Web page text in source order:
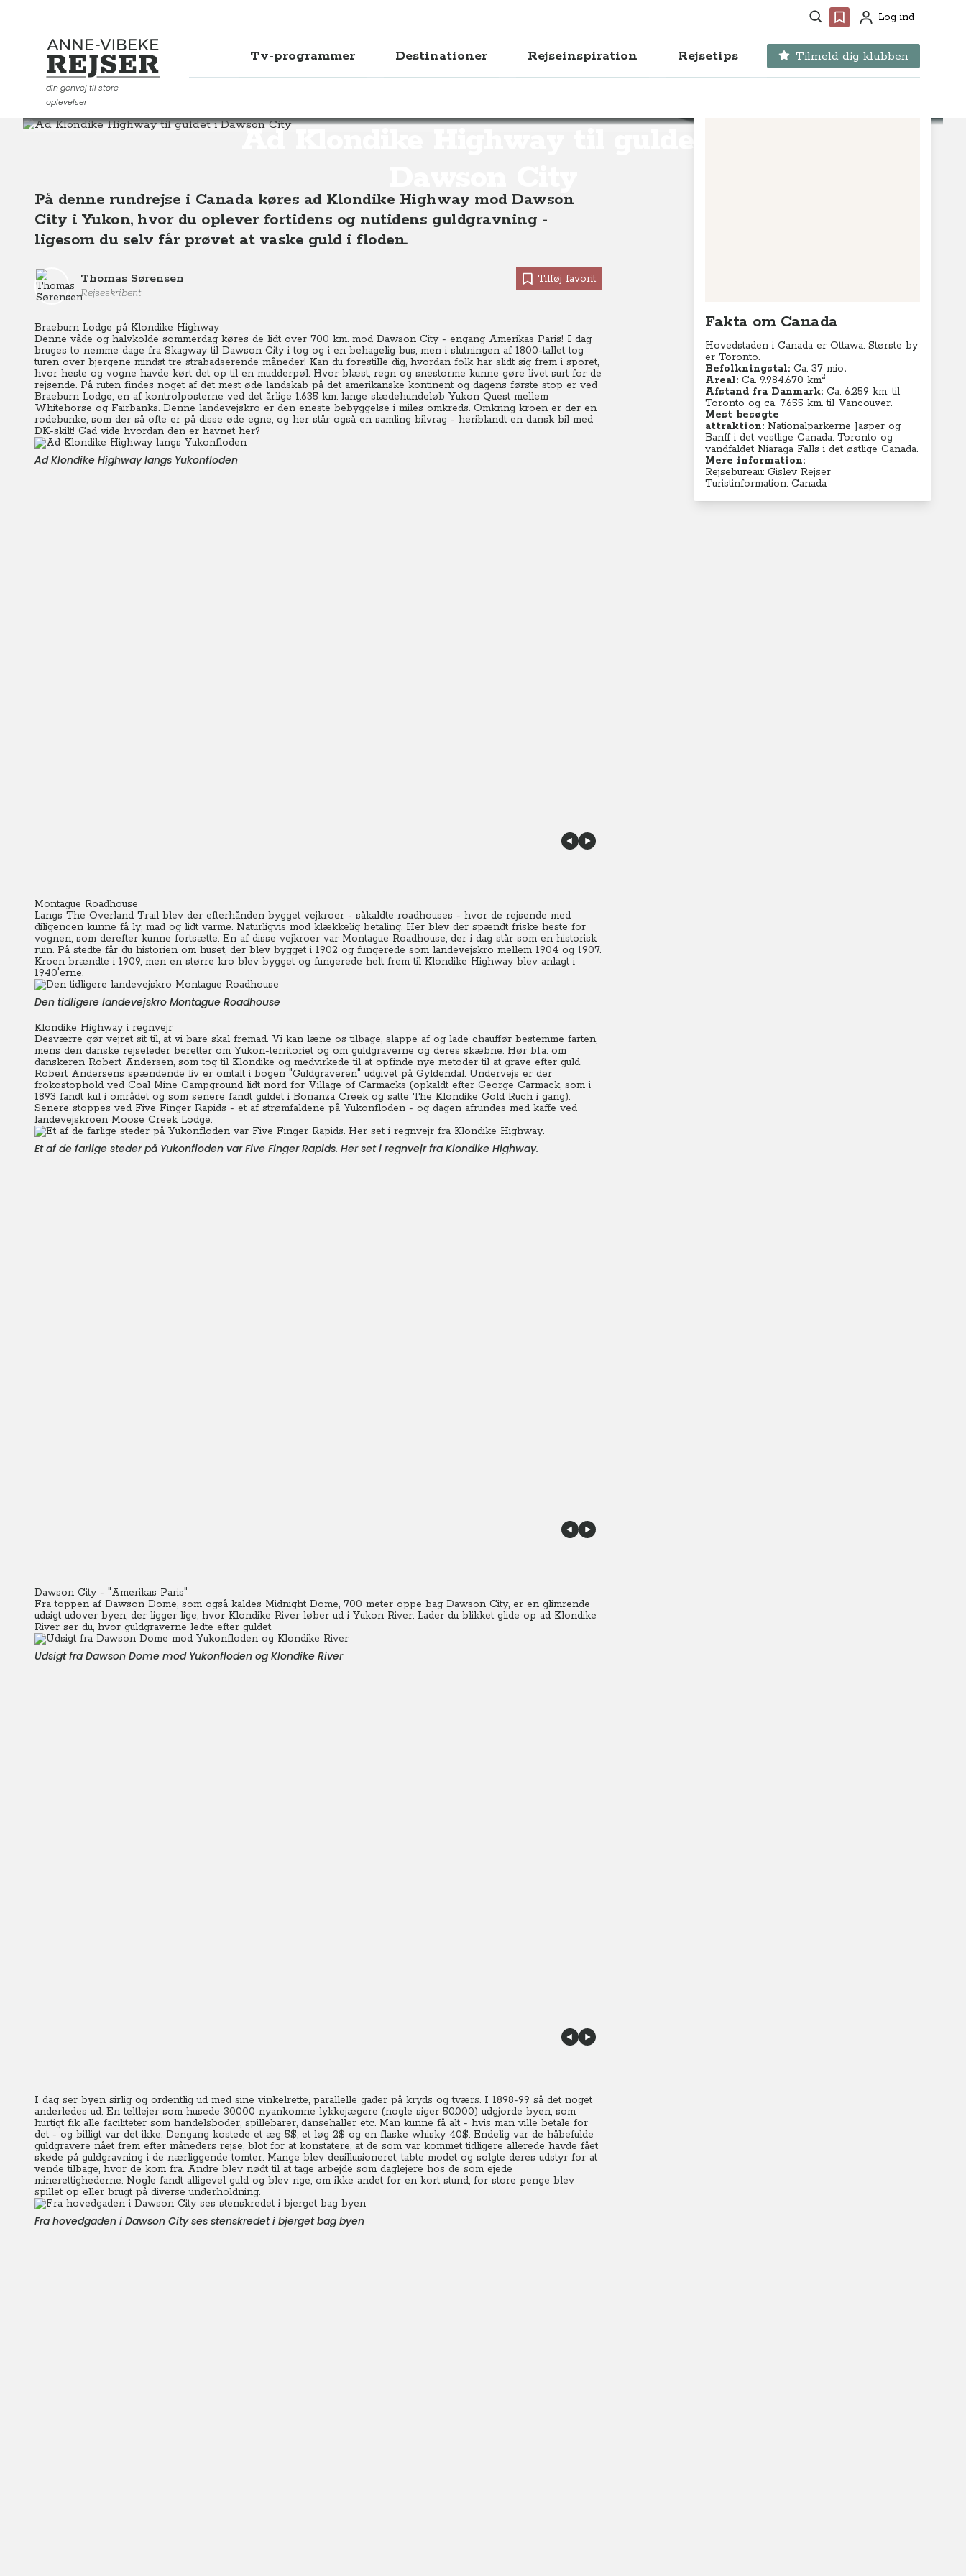
Søg Favoritter
ProfilLog ind
Anne-Vibeke Rejser
din genvej til store
oplevelser
Tv-programmer Destinationer Rejseinspiration Rejsetips Tilmeld dig klubben
Ad Klondike Highway til guldet i
Destinationer
På denne rundrejse i Canada køres ad Klondike Highway mod Dawson
City i Yukon, hvor du oplever fortidens og nutidens guldgravning -
ligesom du selv får prøvet at vaske guld i floden.
Thomas Sørensen
Rejseskribent
Tilføj favorit
Braeburn Lodge på Klondike Highway
Denne våde og halvkolde sommerdag køres de lidt over 700 km. mod Dawson City - engang Amerikas Paris! I dag
bruges to nemme dage fra Skagway til Dawson City i tog og i en behagelig bus, men i slutningen af 1800-tallet tog
turen over bjergene mindst tre strabadserende måneder! Kan du forestille dig, hvordan folk har slidt sig frem i sporet,
hvor heste og vogne havde kørt det op til en mudderpøl. Hvor blæst, regn og snestorme kunne gøre livet surt for de
rejsende. På ruten findes noget af det mest øde landskab på det amerikanske kontinent og dagens første stop er ved
Braeburn Lodge, en af kontrolposterne ved det årlige 1.635 km. lange slædehundeløb Yukon Quest mellem
Whitehorse og Fairbanks. Denne landevejskro er den eneste bebyggelse i miles omkreds. Omkring kroen er der en
rodebunke, som der så ofte er på disse øde egne, og her står også en samling bilvrag - heriblandt en dansk bil med
DK-skilt! Gad vide hvordan den er havnet her?
Ad Klondike Highway langs Yukonfloden
Montague Roadhouse
Langs The Overland Trail blev der efterhånden bygget vejkroer - såkaldte roadhouses - hvor de rejsende med
diligencen kunne få ly, mad og lidt varme. Naturligvis mod klækkelig betaling. Her blev der spændt friske heste for
vognen, som derefter kunne fortsætte. En af disse vejkroer var Montague Roadhouse, der i dag står som en historisk
ruin. På stedte får du historien om huset, der blev bygget i 1902 og fungerede som landevejskro mellem 1904 og 1907.
Kroen brændte i 1909, men en større kro blev bygget og fungerede helt frem til Klondike Highway blev anlagt i
1940'erne.
Den tidligere landevejskro Montague Roadhouse
Klondike Highway i regnvejr
Desværre gør vejret sit til, at vi bare skal fremad. Vi kan læne os tilbage, slappe af og lade chauffør bestemme farten,
mens den danske rejseleder beretter om Yukon-territoriet og om guldgraverne og deres skæbne. Hør bl.a. om
danskeren Robert Andersen, som tog til Klondike og medvirkede til at opfinde nye metoder til at grave efter guld.
Robert Andersens spændende liv er omtalt i bogen "Guldgraveren" udgivet på Gyldendal. Undervejs er der
frokostophold ved Coal Mine Campground lidt nord for Village of Carmacks (opkaldt efter George Carmack, som i
1893 fandt kul i området og som senere fandt guldet i Bonanza Creek og satte The Klondike Gold Ruch i gang).
Senere stoppes ved Five Finger Rapids - et af strømfaldene på Yukonfloden - og dagen afrundes med kaffe ved
landevejskroen Moose Creek Lodge.
Et af de farlige steder på Yukonfloden var Five Finger Rapids. Her set i regnvejr fra Klondike Highway.
Dawson City - "Amerikas Paris"
Fra toppen af Dawson Dome, som også kaldes Midnight Dome, 700 meter oppe bag Dawson City, er en glimrende
udsigt udover byen, der ligger lige, hvor Klondike River løber ud i Yukon River. Lader du blikket glide op ad Klondike
River ser du, hvor guldgraverne ledte efter guldet.
Udsigt fra Dawson Dome mod Yukonfloden og Klondike River
I dag ser byen sirlig og ordentlig ud med sine vinkelrette, parallelle gader på kryds og tværs. I 1898-99 så det noget
anderledes ud. En teltlejer som husede 30.000 nyankomne lykkejægere (nogle siger 50.000) udgjorde byen, som
hurtigt fik alle faciliteter som handelsboder, spillebarer, dansehaller etc. Man kunne få alt - hvis man ville betale for
det - og billigt var det ikke. Dengang kostede et æg 5$, et løg 2$ og en flaske whisky 40$. Endelig var de håbefulde
guldgravere nået frem efter måneders rejse, blot for at konstatere, at de som var kommet tidligere allerede havde fået
skøde på guldgravning i de nærliggende tomter. Mange blev desillusioneret, tabte modet og solgte deres udstyr for at
vende tilbage, hvor de kom fra. Andre blev nødt til at tage arbejde som daglejere hos de som ejede
minerettighederne. Nogle fandt alligevel guld og blev rige, om ikke andet for en kort stund, for store penge blev
spillet op eller brugt på diverse underholdning.
Fra hovedgaden i Dawson City ses stenskredet i bjerget bag byen
Fakta om Canada
Hovedstaden i Canada er Ottawa. Største by
er Toronto.
Befolkningstal: Ca. 37 mio.
Areal:Ca. 9.984.670km2
Afstand fra Danmark:Ca. 6.259 km. til
Toronto og ca. 7.655 km. til Vancouver.
Mest besøgte
attraktion: Nationalparkerne Jasper og
Banff i det vestlige Canada. Toronto og
vandfaldet Niaraga Falls i det østlige Canada.
Mere information:
Rejsebureau: Gislev Rejser
Turistinformation: Canada